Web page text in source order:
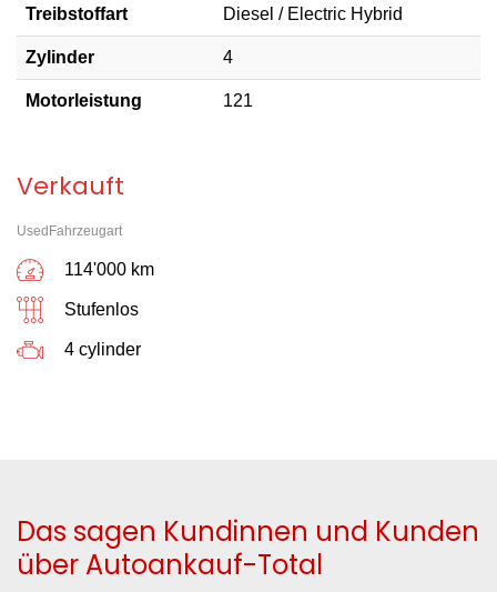
Treibstoffart Diesel / Electric Hybrid
Zylinder 4
Motorleistung 121
Verkauft
UsedFahrzeugart
114'000 km
Stufenlos
4 cylinder
Das sagen Kundinnen und Kunden
über Autoankauf-Total